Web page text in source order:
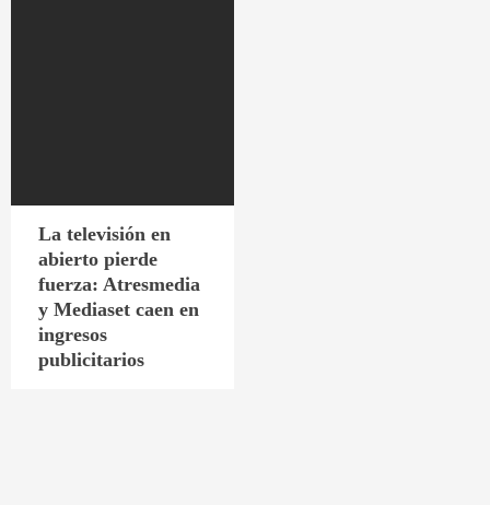
La televisión en
abierto pierde
fuerza: Atresmedia
y Mediaset caen en
ingresos
publicitarios